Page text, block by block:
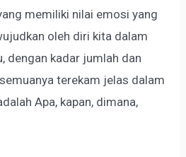
memiliki nilai emosi yang
oleh diri kita dalam
dengan kadar jumlah dan
terekam jelas dalam
Apa, kapan, dimana,